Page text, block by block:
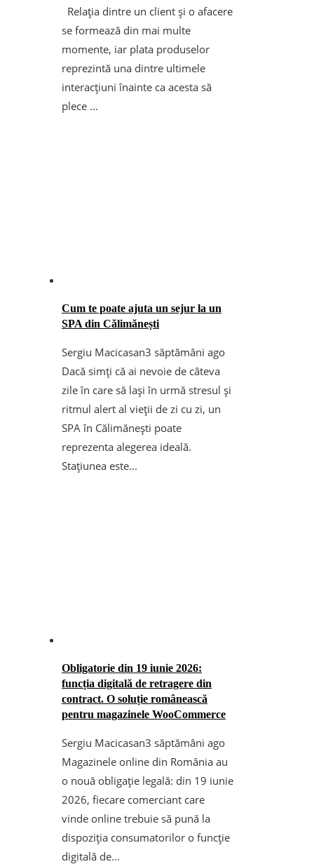
Relația dintre un client și o afacere
se formează din mai multe
momente, iar plata produselor
reprezintă una dintre ultimele
interacțiuni înainte ca acesta să
plece ...
Cum te poate ajuta un sejur la un
SPA din Călimănești
Sergiu Macicasan3 săptămâni ago
Dacă simți că ai nevoie de câteva
zile în care să lași în urmă stresul și
ritmul alert al vieții de zi cu zi, un
SPA în Călimănești poate
reprezenta alegerea ideală.
Stațiunea este...
Obligatorie din 19 iunie 2026:
funcția digitală de retragere din
contract. O soluție românească
pentru magazinele WooCommerce
Sergiu Macicasan3 săptămâni ago
Magazinele online din România au
o nouă obligație legală: din 19 iunie
2026, fiecare comerciant care
vinde online trebuie să pună la
dispoziția consumatorilor o funcție
digitală de...